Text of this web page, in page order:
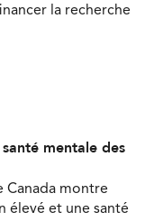
la recherche
mentale des
Canada montre
élevé et une santé